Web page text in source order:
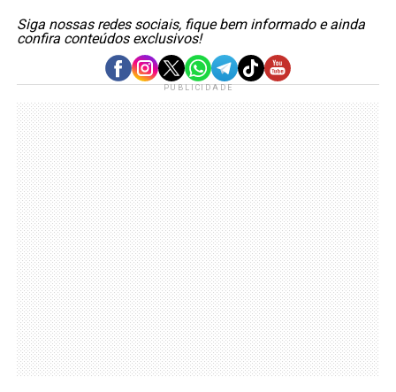
Siga nossas redes sociais, fique bem informado e ainda
confira conteúdos exclusivos!
PUBLICIDADE